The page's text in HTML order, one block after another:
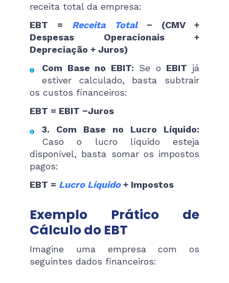
receita total da empresa:
EBT = Receita Total− (CMV +
Despesas Operacionais +
Depreciação + Juros)
Com Base no EBIT: Se o EBIT já
estiver calculado, basta subtrair
os custos financeiros:
EBT = EBIT −Juros
3. Com Base no Lucro Líquido:
Caso o lucro líquido esteja
disponível, basta somar os impostos
pagos:
EBT = Lucro Líquido+ Impostos
Exemplo Prático de
Cálculo do EBT
Imagine uma empresa com os
seguintes dados financeiros: